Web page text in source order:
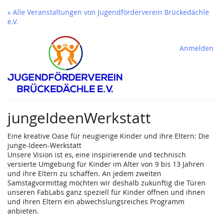
« Alle Veranstaltungen von Jugendförderverein Brückedächle
e.V.
Anmelden
jungeIdeenWerkstatt
Eine kreative Oase für neugierige Kinder und ihre Eltern: Die
junge-Ideen-Werkstatt
Unsere Vision ist es, eine inspirierende und technisch
versierte Umgebung für Kinder im Alter von 9 bis 13 Jahren
und ihre Eltern zu schaffen. An jedem zweiten
Samstagvormittag möchten wir deshalb zukünftig die Türen
unseren FabLabs ganz speziell für Kinder öffnen und ihnen
und ihren Eltern ein abwechslungsreiches Programm
anbieten.